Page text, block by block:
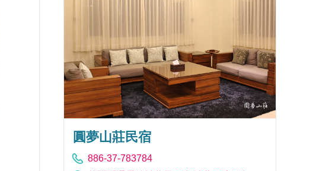
圓夢山莊民宿
886-37-783784